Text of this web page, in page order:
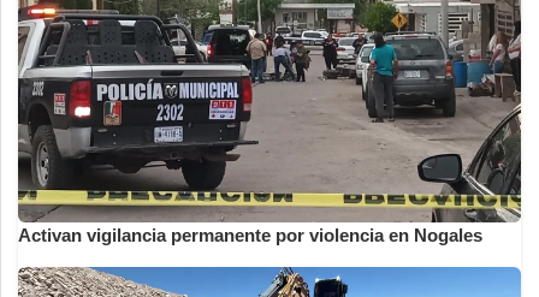
Activan vigilancia permanente por violencia en Nogales